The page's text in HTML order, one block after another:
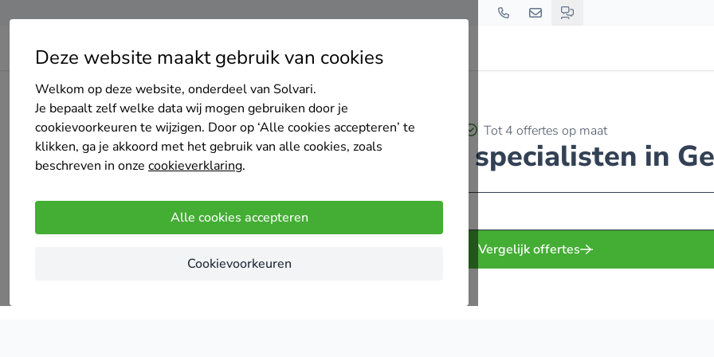
Deze website maakt gebruik van cookies
Welkom op deze website, onderdeel van Solvari.
Je bepaalt zelf welke data wij mogen gebruiken door je
cookievoorkeuren te wijzigen. Door op ‘Alle cookies accepteren’ te
klikken, ga je akkoord met het gebruik van alle cookies, zoals
beschreven in onze cookieverklaring.
Alle cookies accepteren
Cookievoorkeuren
Home Vochtbestrijding Gelderland
Tot 4 offertes op maat
vochtbestrijding specialisten in
Vergelijk offertes